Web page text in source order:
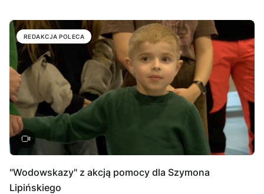
REDAKCJA POLECA
"Wodowskazy" z akcją pomocy dla Szymona
Lipińskiego